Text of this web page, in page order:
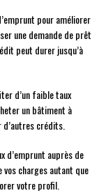
pour améliorer
une demande de prêt
peut durer jusqu’à
d’un faible taux
un bâtiment à
d’autres crédits.
d’emprunt auprès de
vos charges autant que
votre profil.